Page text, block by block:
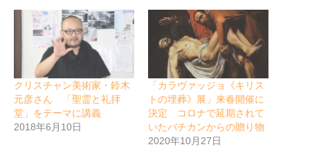
クリスチャン美術家・鈴木
元彦さん 「聖霊と礼拝
堂」をテーマに講義
2018年6月10日
「カラヴァッジョ《キリス
トの埋葬》展」来春開催に
決定 コロナで延期されて
いたバチカンからの贈り物
2020年10月27日